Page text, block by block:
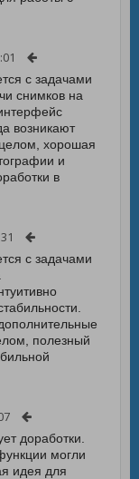
с задачами
снимков на
возникают
хорошая
и
в
с задачами
полезный
доработки.
могли
идея для